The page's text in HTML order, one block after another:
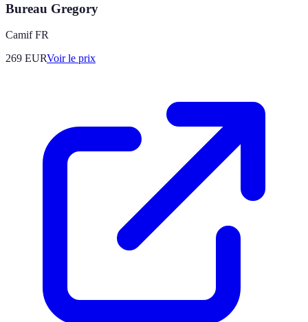
Bureau Gregory
Camif FR
269 EURVoir le prix